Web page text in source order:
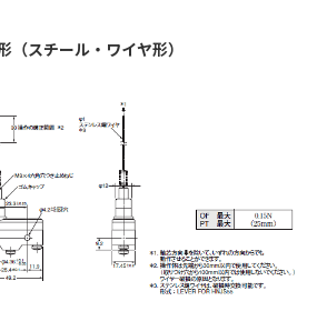
（スチール・ワイヤ形）